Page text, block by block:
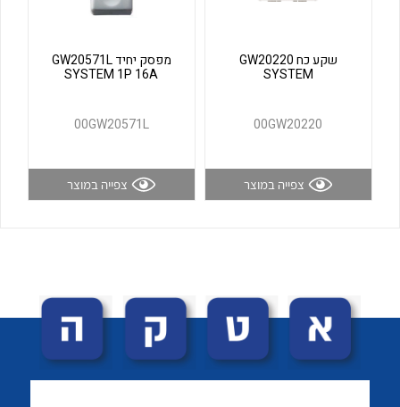
שקע כח GW20220
SYSTEM
00GW20220
צפייה במוצר
מפסק יחיד GW20571L
SYSTEM 1P 16A
00GW20571L
צפייה במוצר